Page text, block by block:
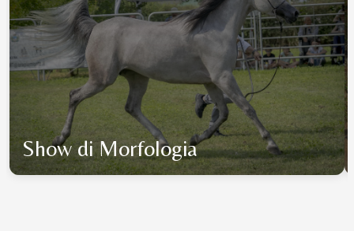
Show di Morfologia